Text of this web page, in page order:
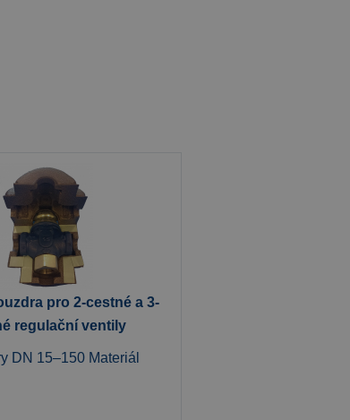
pro 2-cestné a 3-
regulační ventily
DN 15–150 Materiál